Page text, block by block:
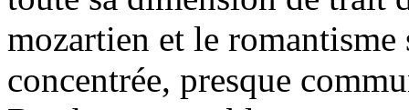
mozartien et le
concentrée, presque